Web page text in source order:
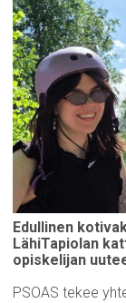
Edullinen
LähiTapiolan
opiskelijan
PSOAS tekee